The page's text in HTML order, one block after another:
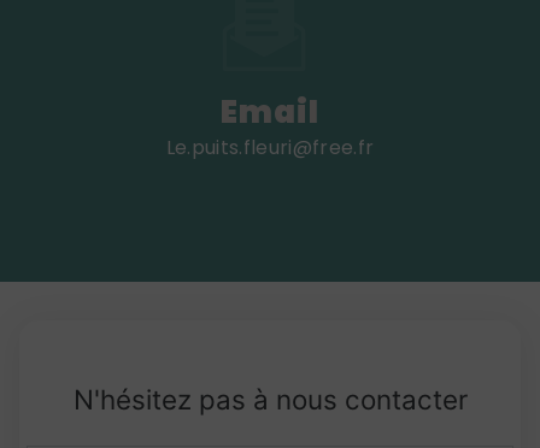
Email
le.puits.fleuri@free.fr
N'hésitez pas à nous contacter